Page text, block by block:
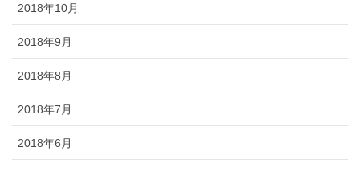
2018年10月
2018年9月
2018年8月
2018年7月
2018年6月